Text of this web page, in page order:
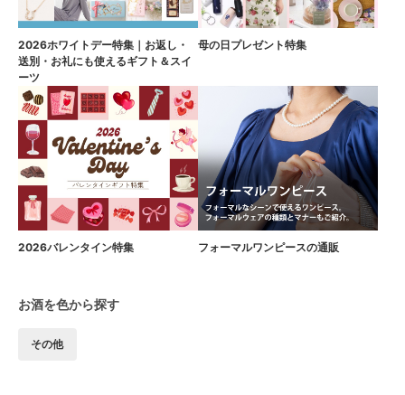
2026ホワイトデー特集｜お返し・
送別・お礼にも使えるギフト＆スイ
ーツ
母の日プレゼント特集
2026バレンタイン特集 フォーマルワンピースの通販
お酒を色から探す
その他